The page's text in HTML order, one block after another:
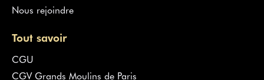
Nous rejoindre
Tout savoir
CGU
CGV Grands Moulins de Paris